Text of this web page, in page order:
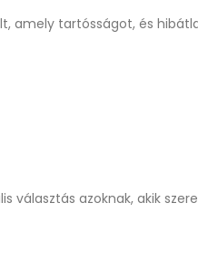
amely tartósságot, és
választás azoknak, akik